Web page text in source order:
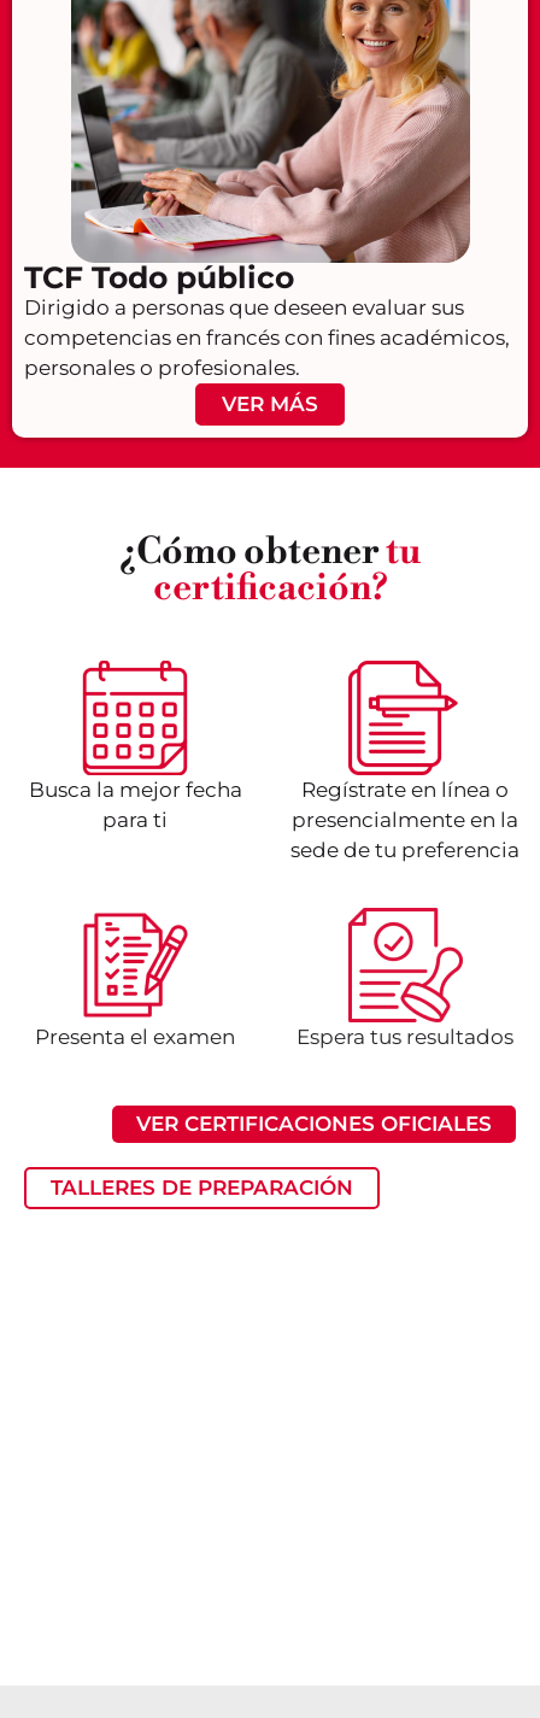
TCF Todo público
Dirigido a personas que deseen evaluar sus
competencias en francés con fines académicos,
personales o profesionales.
VER MÁS
¿Cómo obtenertu
certificación?
Busca la mejor fecha
para ti
Regístrate en línea o
presencialmente en la
sede de tu preferencia
Presenta el examen Espera tus resultados
VER CERTIFICACIONES OFICIALES
TALLERES DE PREPARACIÓN